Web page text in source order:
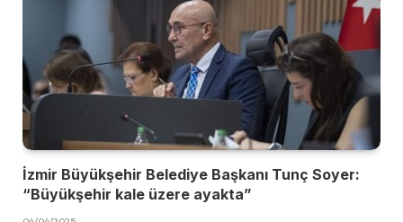
İzmir Büyükşehir Belediye Başkanı Tunç Soyer:
“Büyükşehir kale üzere ayakta”